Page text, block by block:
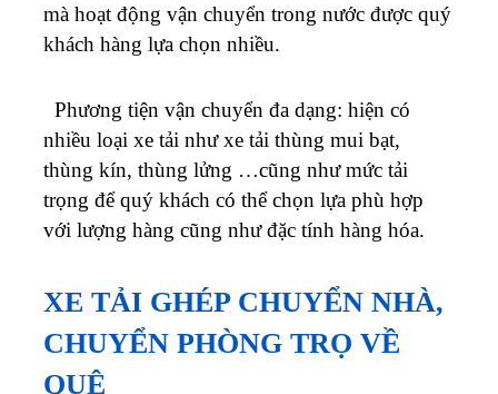
mà hoạt động vận chuyển trong nước được quý
khách hàng lựa chọn nhiều.
Phương tiện vận chuyển đa dạng: hiện có
nhiều loại xe tải như xe tải thùng mui bạt,
thùng kín, thùng lửng …cũng như mức tải
trọng để quý khách có thể chọn lựa phù hợp
với lượng hàng cũng như đặc tính hàng hóa.
XE TẢI GHÉP CHUYỂN NHÀ,
CHUYỂN PHÒNG TRỌ VỀ
QUÊ